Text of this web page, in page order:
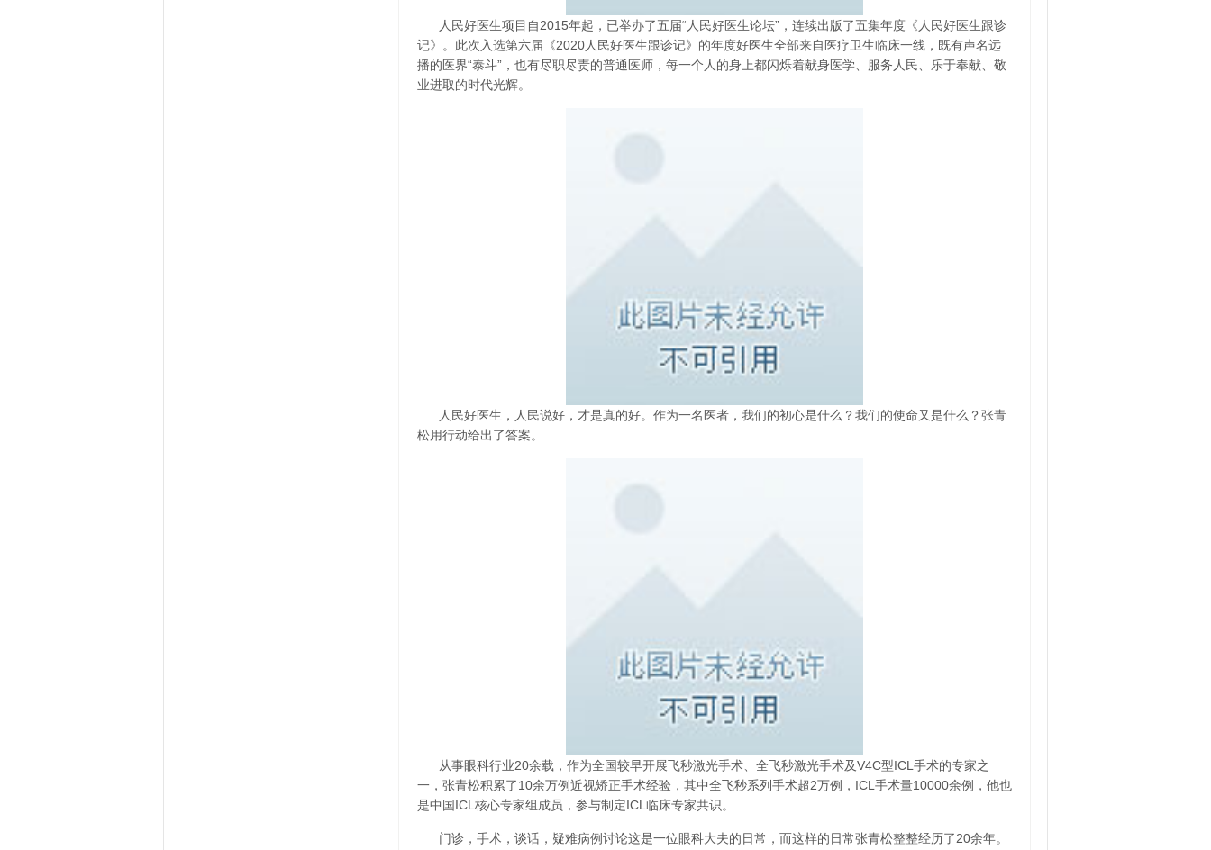
人民好医生项目自2015年起，已举办了五届“人民好医生论坛”，连续出版了五集年度《人民好医生跟诊
记》。此次入选第六届《2020人民好医生跟诊记》的年度好医生全部来自医疗卫生临床一线，既有声名远
播的医界“泰斗”，也有尽职尽责的普通医师，每一个人的身上都闪烁着献身医学、服务人民、乐于奉献、敬
业进取的时代光辉。
人民好医生，人民说好，才是真的好。作为一名医者，我们的初心是什么？我们的使命又是什么？张青
松用行动给出了答案。
从事眼科行业20余载，作为全国较早开展飞秒激光手术、全飞秒激光手术及V4C型ICL手术的专家之
一，张青松积累了10余万例近视矫正手术经验，其中全飞秒系列手术超2万例，ICL手术量10000余例，他也
是中国ICL核心专家组成员，参与制定ICL临床专家共识。
门诊，手术，谈话，疑难病例讨论这是一位眼科大夫的日常，而这样的日常张青松整整经历了20余年。